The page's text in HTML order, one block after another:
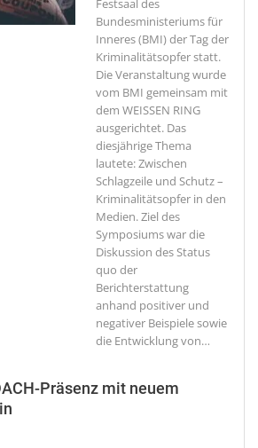
Festsaal des
Bundesministeriums für
Inneres (BMI) der Tag der
Kriminalitätsopfer statt.
Die Veranstaltung wurde
vom BMI gemeinsam mit
dem WEISSEN RING
ausgerichtet. Das
diesjährige Thema
lautete: Zwischen
Schlagzeile und Schutz –
Kriminalitätsopfer in den
Medien. Ziel des
Symposiums war die
Diskussion des Status
quo der
Berichterstattung
anhand positiver und
negativer Beispiele sowie
die Entwicklung von…
Präsenz mit neuem